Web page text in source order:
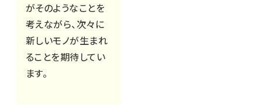
がそのようなことを
考えながら、次々に
新しいモノが生まれ
ることを期待してい
ます。